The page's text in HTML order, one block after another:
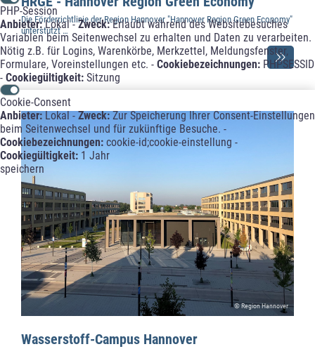
PHP-Session
Anbieter:Lokal -Zweck:Erlaubt während des Websitebesuches
Variablen beim Seitenwechsel zu erhalten und Daten zu verarbeiten.
Nötig z.B. für Logins, Warenkörbe, Merkzettel, Meldungsfenster,
Formulare, Voreinstellungen etc. - Cookiebezeichnungen: PHPSESSID
- Cookiegültigkeit: Sitzung
Cookie-Consent
Anbieter: Lokal - Zweck: Zur Speicherung Ihrer Consent-Einstellungen
beim Seitenwechsel und für zukünftige Besuche. -
Cookiebezeichnungen: cookie-id;cookie-einstellung -
Cookiegültigkeit: 1 Jahr
speichern
Die Förderrichtlinie der Region Hannover "Hannover Region Green Economy"
unterstützt …
© Region Hannover
Wasserstoff-Campus Hannover